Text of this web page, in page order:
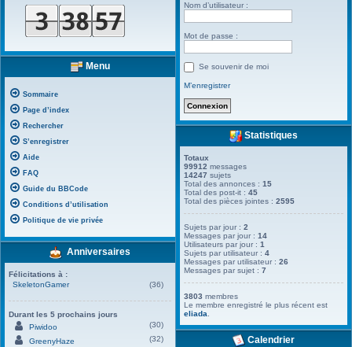
Menu
Sommaire
Page d’index
Rechercher
S’enregistrer
Aide
FAQ
Guide du BBCode
Conditions d’utilisation
Politique de vie privée
Anniversaires
Félicitations à :
SkeletonGamer
(36)
Durant les 5 prochains jours
Piwidoo
(30)
GreenyHaze
(32)
Nom d’utilisateur :
Mot de passe :
Se souvenir de moi
M’enregistrer
Statistiques
Totaux
99912 messages
14247 sujets
Total des annonces :15
Total des post-it :45
Total des pièces jointes :2595
Sujets par jour :2
Messages par jour :14
Utilisateurs par jour :1
Sujets par utilisateur :4
Messages par utilisateur :26
Messages par sujet :7
3803 membres
Le membre enregistré le plus récent est
eliada
Calendrier